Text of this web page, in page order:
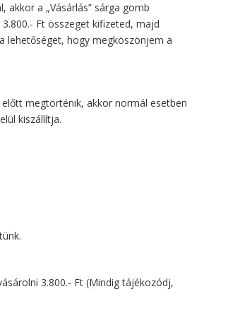
a „Vásárlás” sárga gomb
Ft összeget kifizeted, majd
lehetőséget, hogy megköszönjem a
megtörténik, akkor normál esetben
kiszállítja.
3.800.- Ft (Mindig tájékozódj,